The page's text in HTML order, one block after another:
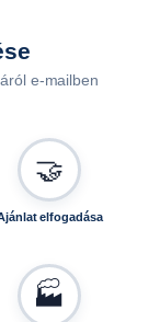
e-mailben
🤝
elfogadása
🏭